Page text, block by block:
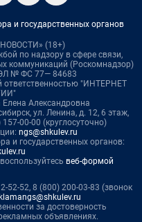
и государственных органов
(18+)
по надзору в сфере связи,
коммуникаций (Роскомнадзор)
№ ФС 77— 84683
ответственностью "ИНТЕРНЕТ
Александровна
ул. Ленина, д. 12, 6 этаж,
00-00 (круглосуточно)
ngs@shkulev.ru
и государственных органов:
веб-формой
52-52, 8 (800) 200-03-83 (звонок
за достоверность
объявлениях.